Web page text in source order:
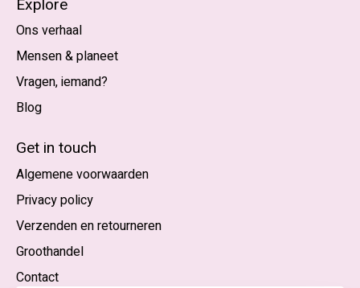
Ons verhaal
Mensen & planeet
Vragen, iemand?
Blog
Get in touch
Algemene voorwaarden
Privacy policy
Verzenden en retourneren
Groothandel
Contact